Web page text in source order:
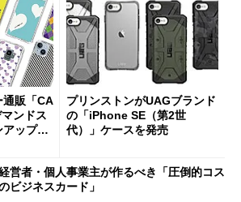
通販「CA
ンドス
アップを
プリンストンがUAGブランド
の「iPhone SE（第2世
代）」ケースを発売
営者・個人事業主が作るべき「圧倒的コス
ビジネスカード」